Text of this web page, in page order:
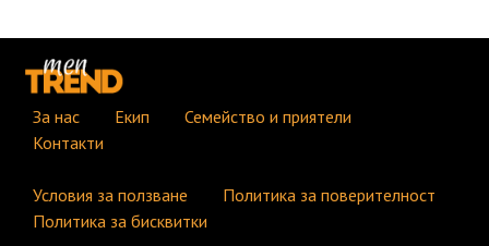
За нас Екип
Семейство и приятели
Контакти
Условия за ползване
Политика за поверителност
Политика за бисквитки